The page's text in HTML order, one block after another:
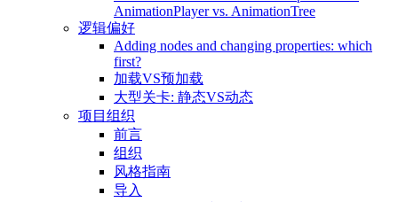
AnimationPlayer vs. AnimationTree
逻辑偏好
Adding nodes and changing properties: which
first?
加载VS预加载
大型关卡: 静态VS动态
项目组织
前言
组织
风格指南
导入